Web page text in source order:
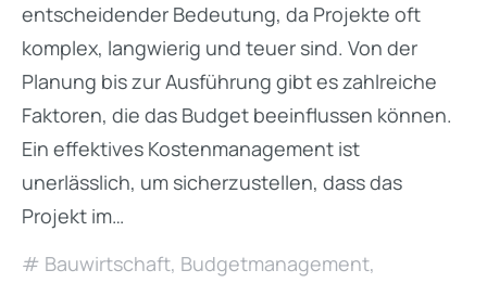
entscheidender Bedeutung, da Projekte oft
komplex, langwierig und teuer sind. Von der
Planung bis zur Ausführung gibt es zahlreiche
Faktoren, die das Budget beeinflussen können.
Ein effektives Kostenmanagement ist
unerlässlich, um sicherzustellen, dass das
Projekt im…
Bauwirtschaft, Budgetmanagement,